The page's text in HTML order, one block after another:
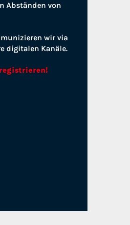
Abständen von
wir via
digitalen Kanäle.